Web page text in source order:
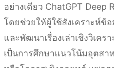
อย่างเดียว ChatGPT Deep
โดยช่วยให้ผู้ใช้สังเคราะห์ข้
และพัฒนาเรื่องเล่าเชิงวิเคร
เป็นการศึกษาแนวโน้มอุตสา